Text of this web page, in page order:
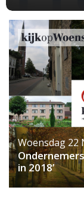
Woensdag 22
in 2018’